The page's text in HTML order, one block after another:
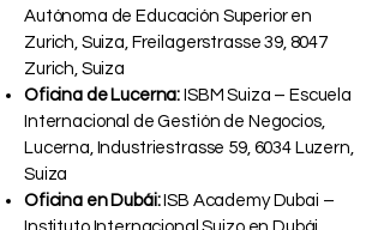
Autónoma de Educación Superior en
Zurich, Suiza, Freilagerstrasse 39, 8047
Zurich, Suiza
Oficina de Lucerna: ISBM Suiza – Escuela
Internacional de Gestión de Negocios,
Lucerna, Industriestrasse 59, 6034 Luzern,
Suiza
Oficina en Dubái:ISB Academy Dubai –